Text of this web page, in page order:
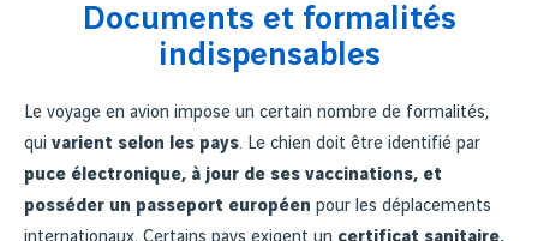
Documents et formalités
indispensables
Le voyage en avion impose un certain nombre de formalités,
qui varient selon les pays. Le chien doit être identifié par
puce électronique, à jour de ses vaccinations, et
posséder un passeport européen pour les déplacements